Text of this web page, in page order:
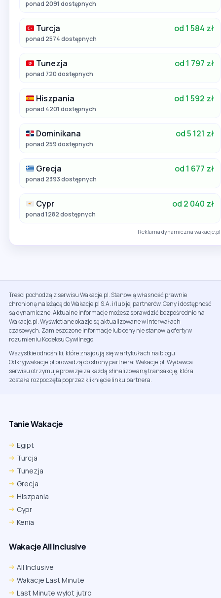
ponad 2091 dostępnych
Turcja od 1 584 zł
ponad 2574 dostępnych
Tunezja od 1 797 zł
ponad 720 dostępnych
Hiszpania od 1 592 zł
ponad 4201 dostępnych
Dominikana od 5 121 zł
ponad 259 dostępnych
Grecja od 1 677 zł
ponad 2393 dostępnych
Cypr od 2 040 zł
ponad 1282 dostępnych
Reklama dynamiczna wakacje.pl
Treści pochodzą z serwisu Wakacje.pl. Stanowią własność prawnie
chronioną należącą do Wakacje.pl S.A. i/lub jej partnerów. Ceny i dostępność
są dynamiczne. Aktualne informacje możesz sprawdzić bezpośrednio na
Wakacje.pl. Wyświetlane okazje są aktualizowane w interwałach
czasowych. Zamieszczone informacje lub ceny nie stanowią oferty w
rozumieniu Kodeksu Cywilnego.
Wszystkie odnośniki, które znajdują się w artykułach na blogu
Odkryjwakacje.pl prowadzą do strony partnera: Wakacje.pl. Wydawca
serwisu otrzymuje prowizje za każdą sfinalizowaną transakcję, która
została rozpoczęta poprzez kliknięcie linku partnera.
Tanie Wakacje
Egipt
Turcja
Tunezja
Grecja
Hiszpania
Cypr
Kenia
Wakacje All Inclusive
All Inclusive
Wakacje Last Minute
Last Minute wylot jutro